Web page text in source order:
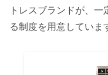
トレスブランドが、
る制度を用意していま